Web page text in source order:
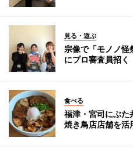
見る・遊ぶ
宗像で「モノノ
にプロ審査員招く
食べる
福津・宮司にぶ
焼き鳥店店舗を活